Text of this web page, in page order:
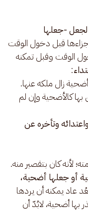
-جعلها
قبل دخول الوقت
الوقت وقبل تمكنه
:
زال ملكه عنها.
كالأضحية وإن لم
وتأخره عن
لأنه كان بتقصير منه.
أو جعلها أضحية،
عاد يمكنه أن يردها
بها أضحية، لابُدّ أن